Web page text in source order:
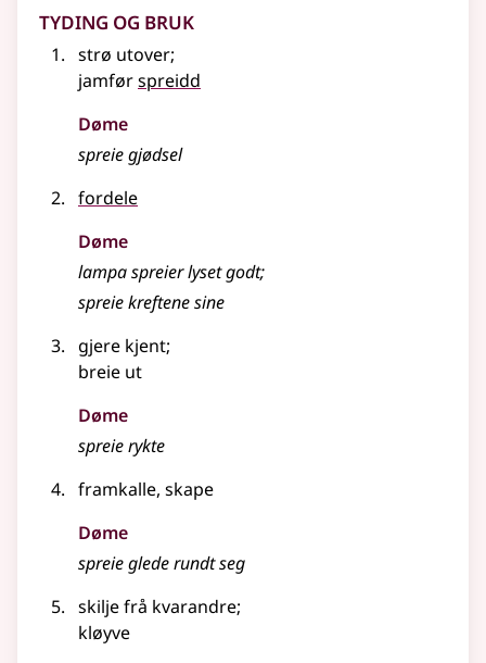
Tyding og bruk
strø utover;
jamførspreidd
Døme
spreie gjødsel
fordele
Døme
lampa spreier lyset godt;
spreie kreftene sine
gjere kjent;
breie ut
Døme
spreie rykte
framkalle, skape
Døme
spreie glede rundt seg
skilje frå kvarandre;
kløyve